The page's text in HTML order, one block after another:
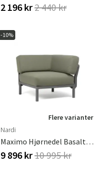
2 196 kr2 440 kr
-10%
Flere varianter
Nardi
Maximo Hjørnedel Basalto-Timo
9 896 kr10 995 kr